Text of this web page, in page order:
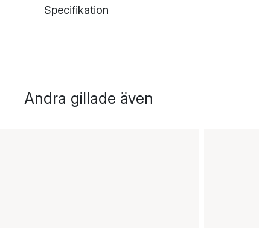
Specifikation
Andra gillade även